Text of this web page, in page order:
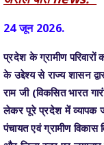
के उद्देश्य से राज्य शासन
राम जी (विकसित भारत
लेकर पूरे प्रदेश में व्यापक
पंचायत एवं ग्रामीण विकास
और जिला स्तर पर
ग्रामीणों को योजना के